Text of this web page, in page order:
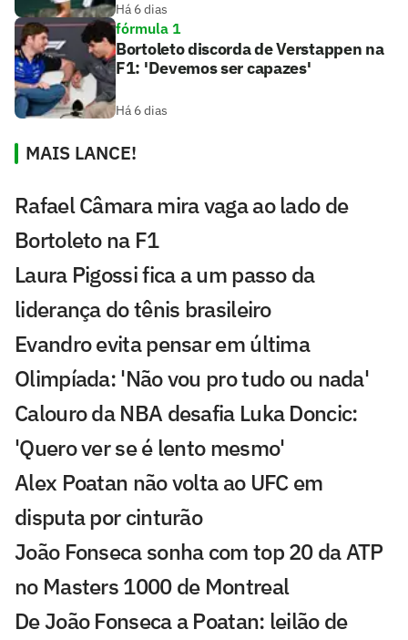
Há 6 dias
fórmula 1
Bortoleto discorda de Verstappen na
F1: 'Devemos ser capazes'
Há 6 dias
MAIS LANCE!
Rafael Câmara mira vaga ao lado de
Bortoleto na F1
Laura Pigossi fica a um passo da
liderança do tênis brasileiro
Evandro evita pensar em última
Olimpíada: 'Não vou pro tudo ou nada'
Calouro da NBA desafia Luka Doncic:
'Quero ver se é lento mesmo'
Alex Poatan não volta ao UFC em
disputa por cinturão
João Fonseca sonha com top 20 da ATP
no Masters 1000 de Montreal
De João Fonseca a Poatan: leilão de